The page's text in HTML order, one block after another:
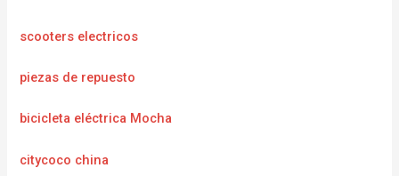
scooters electricos
piezas de repuesto
bicicleta eléctrica Mocha
citycoco china